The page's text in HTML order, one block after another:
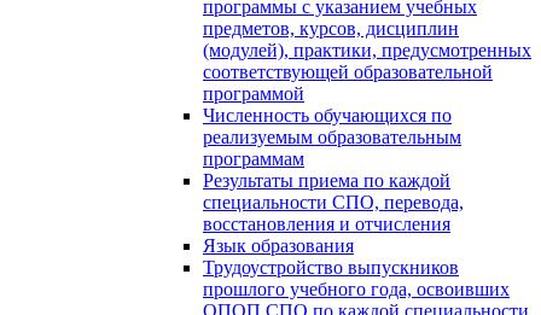
программы с указанием учебных
предметов, курсов, дисциплин
(модулей), практики, предусмотренных
соответствующей образовательной
программой
Численность обучающихся по
реализуемым образовательным
программам
Результаты приема по каждой
специальности СПО, перевода,
восстановления и отчисления
Язык образования
Трудоустройство выпускников
прошлого учебного года, освоивших
ОПОП СПО по каждой специальности